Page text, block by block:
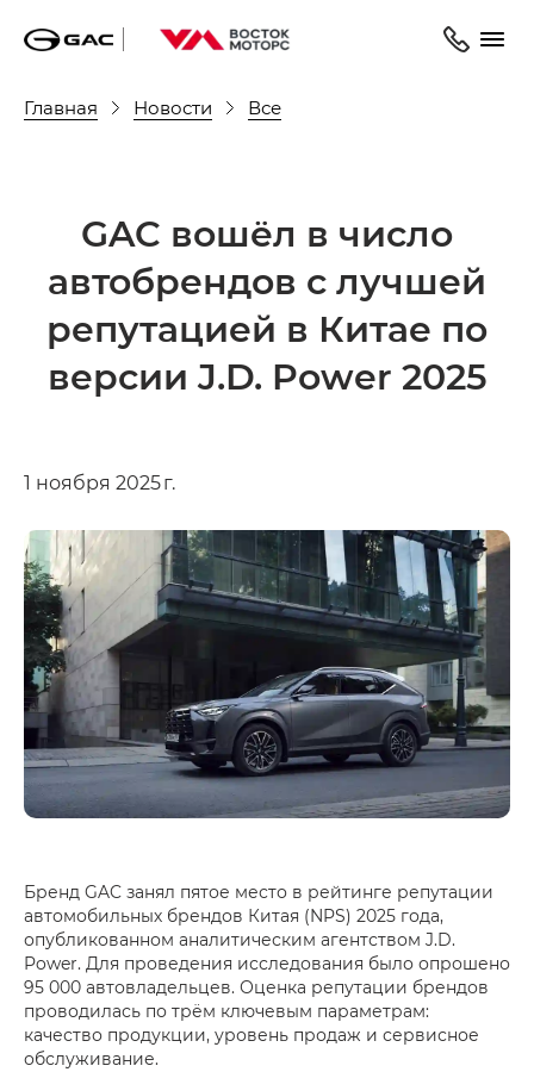
Главная Новости Все
GAC вошёл в число
автобрендов с лучшей
репутацией в Китае по
версии J.D. Power 2025
1 ноября 2025 г.
Бренд GAC занял пятое место в рейтинге репутации
автомобильных брендов Китая (NPS) 2025 года,
опубликованном аналитическим агентством J.D.
Power. Для проведения исследования было опрошено
95 000 автовладельцев. Оценка репутации брендов
проводилась по трём ключевым параметрам:
качество продукции, уровень продаж и сервисное
обслуживание.